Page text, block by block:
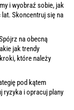
i wyobraź sobie, jak
lat. Skoncentruj się na
na obecną
jak trendy
które należy
pod kątem
ryzyka i opracuj plany